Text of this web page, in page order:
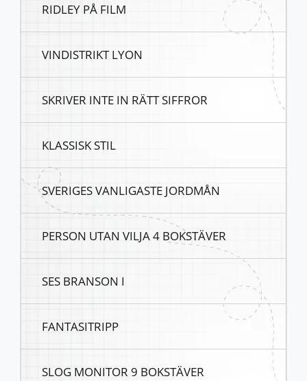
RIDLEY PÅ FILM
VINDISTRIKT LYON
SKRIVER INTE IN RÄTT SIFFROR
KLASSISK STIL
SVERIGES VANLIGASTE JORDMÅN
PERSON UTAN VILJA 4 BOKSTÄVER
SES BRANSON I
FANTASITRIPP
SLOG MONITOR 9 BOKSTÄVER